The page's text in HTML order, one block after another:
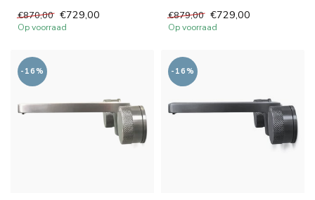
(inbou...
€870,00 €729,00
Op voorraad
mess...
€879,00 €729,00
Op voorraad
-16% -16%